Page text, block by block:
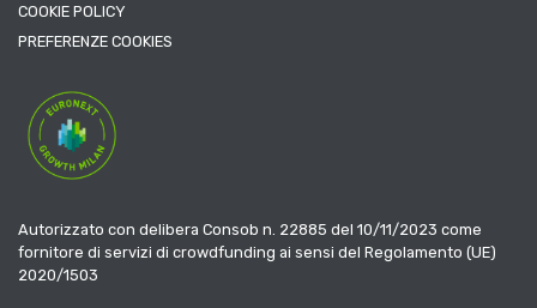
COOKIE POLICY
PREFERENZE COOKIES
Autorizzato con delibera Consob n. 22885 del 10/11/2023 come
fornitore di servizi di crowdfunding ai sensi del Regolamento (UE)
2020/1503